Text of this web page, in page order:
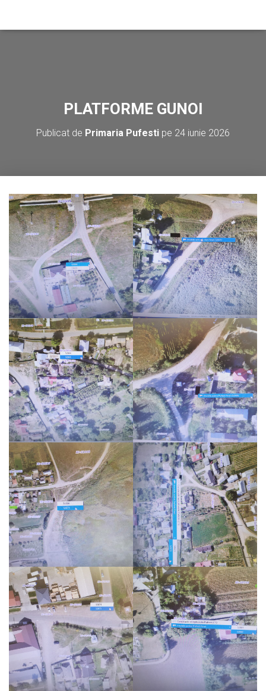
PLATFORME GUNOI
Publicat de Primaria Pufesti pe 24 iunie 2026